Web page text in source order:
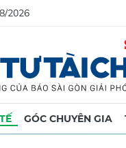
2026
GÓC CHUYÊN GIA